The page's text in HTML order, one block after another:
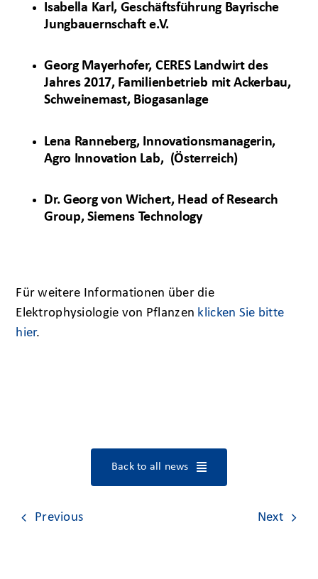
Isabella Karl, Geschäftsführung Bayrische
Jungbauernschaft e.V.
Georg Mayerhofer, CERES Landwirt des
Jahres 2017, Familienbetrieb mit Ackerbau,
Schweinemast, Biogasanlage
Lena Ranneberg, Innovationsmanagerin,
Agro Innovation Lab, (Österreich)
Dr. Georg von Wichert, Head of Research
Group, Siemens Technology
Für weitere Informationen über die
Elektrophysiologie von Pflanzen klicken Sie bitte
hier.
Back to all news
Previous Next